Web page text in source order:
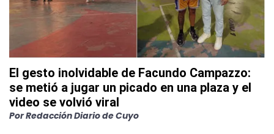
El gesto inolvidable de Facundo Campazzo:
se metió a jugar un picado en una plaza y el
video se volvió viral
PorRedacción Diario de Cuyo